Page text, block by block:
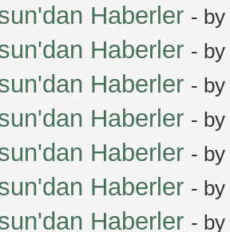
Haberler - by
Haberler - by
Haberler - by
Haberler - by
Haberler - by
Haberler - by
Haberler - by